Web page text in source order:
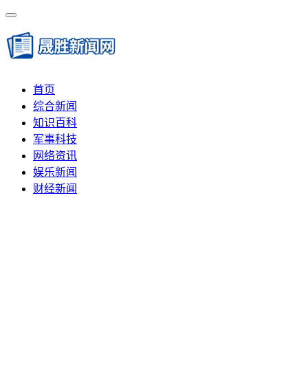
首页
综合新闻
知识百科
军事科技
网络资讯
娱乐新闻
财经新闻